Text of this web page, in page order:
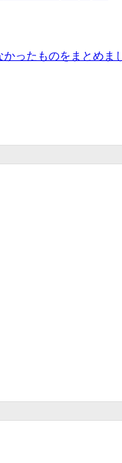
かったものをまとめ